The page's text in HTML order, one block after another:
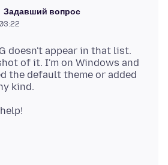
Задавший вопрос
doesn't appear in that list.
of it. I'm on Windows and
the default theme or added